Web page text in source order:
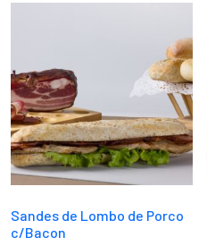
Sandes de Lombo de Porco
c/Bacon